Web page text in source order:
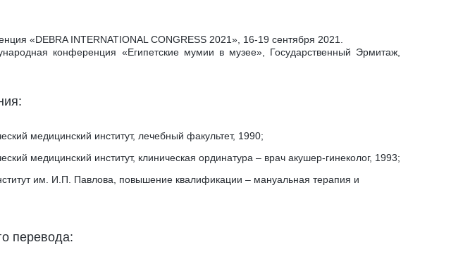
«DEBRA INTERNATIONAL CONGRESS 2021», 16-19 сентября 2021.
конференция «Египетские мумии в музее», Государственный Эрмитаж,
медицинский институт, лечебный факультет, 1990;
медицинский институт, клиническая ординатура ‒ врач акушер-гинеколог, 1993;
им. И.П. Павлова, повышение квалификации – мануальная терапия и
перевода: